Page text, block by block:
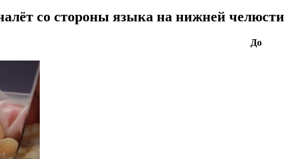
со стороны языка на нижней челюсти
До